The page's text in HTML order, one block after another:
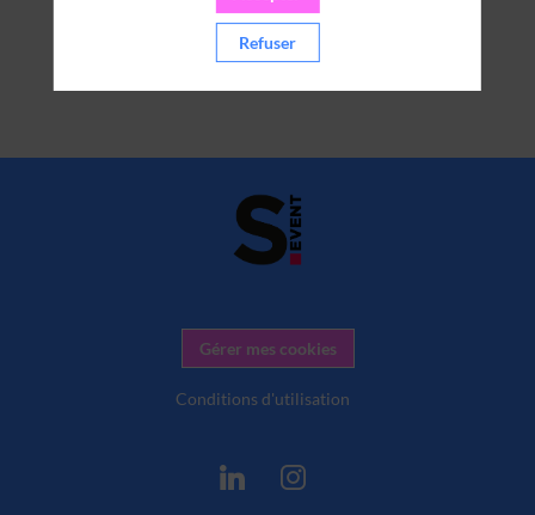
Gérer mes cookies
Conditions d'utilisation
Refuser